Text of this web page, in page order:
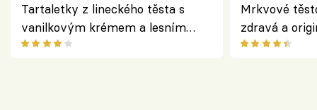
Tartaletky z lineckého těsta s
vanilkovým krémem a lesním
ovocem podle Bread Society
Mrkvové
zdravá a
klasiky